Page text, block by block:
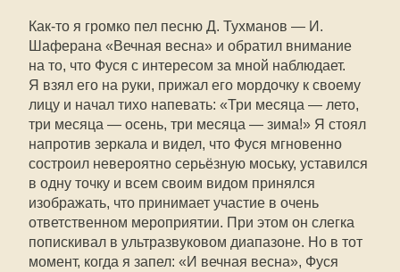
Как-то я громко пел песню Д. Тухманов — И.
Шаферана «Вечная весна» и обратил внимание
на то, что Фуся с интересом за мной наблюдает.
Я взял его на руки, прижал его мордочку к своему
лицу и начал тихо напевать: «Три месяца — лето,
три месяца — осень, три месяца — зима!» Я стоял
напротив зеркала и видел, что Фуся мгновенно
состроил невероятно серьёзную моську, уставился
в одну точку и всем своим видом принялся
изображать, что принимает участие в очень
ответственном мероприятии. При этом он слегка
попискивал в ультразвуковом диапазоне. Но в тот
момент, когда я запел: «И вечная весна», Фуся